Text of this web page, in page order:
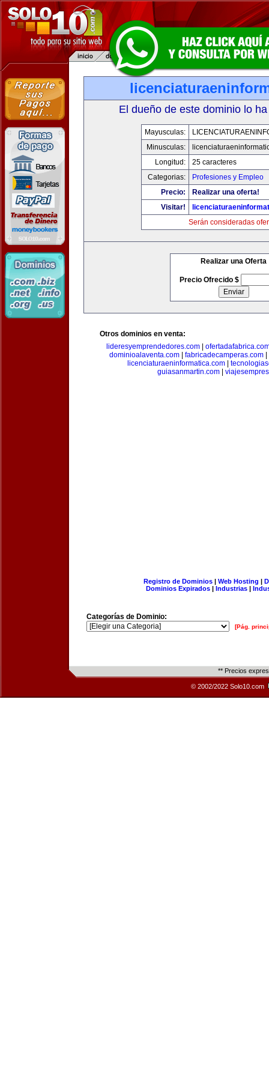
El dueño de este dominio lo
Mayusculas:
Minusculas:
Longitud:
25 caracteres
Categorias:
Profesiones y Empleo
Precio:
Realizar una oferta!
Visitar!
Serán consideradas
Realizar una Oferta
Precio Ofrecido $
Otros dominios en venta:
lideresyemprendedores.com
dominioalaventa.com
fabricadecamperas.com
licenciaturaeninformatica.com|
guiasanmartin.com|
Registro de Dominios| Web Hosting |
Dominios Expirados | Industrias |
Categorías de Dominio:
[Pág.
** Precios
© 2002/2022 Solo10.com